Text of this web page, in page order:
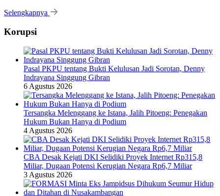
Selengkapnya
Korupsi
Pasal PKPU tentang Bukti Kelulusan Jadi Sorotan, Denny
Indrayana Singgung Gibran
6 Agustus 2026
Tersangka Melenggang ke Istana, Jalih Pitoeng: Penegakan
Hukum Bukan Hanya di Podium
4 Agustus 2026
CBA Desak Kejati DKI Selidiki Proyek Internet Rp315,8
Miliar, Dugaan Potensi Kerugian Negara Rp6,7 Miliar
3 Agustus 2026